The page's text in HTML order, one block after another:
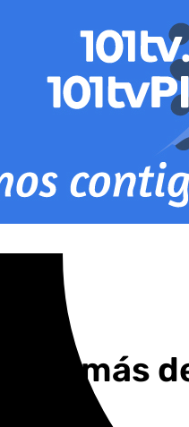
más